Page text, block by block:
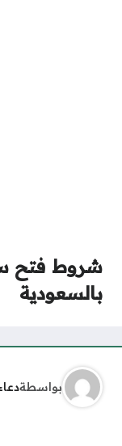
شروط فتح
بالسعودية
بواسطة